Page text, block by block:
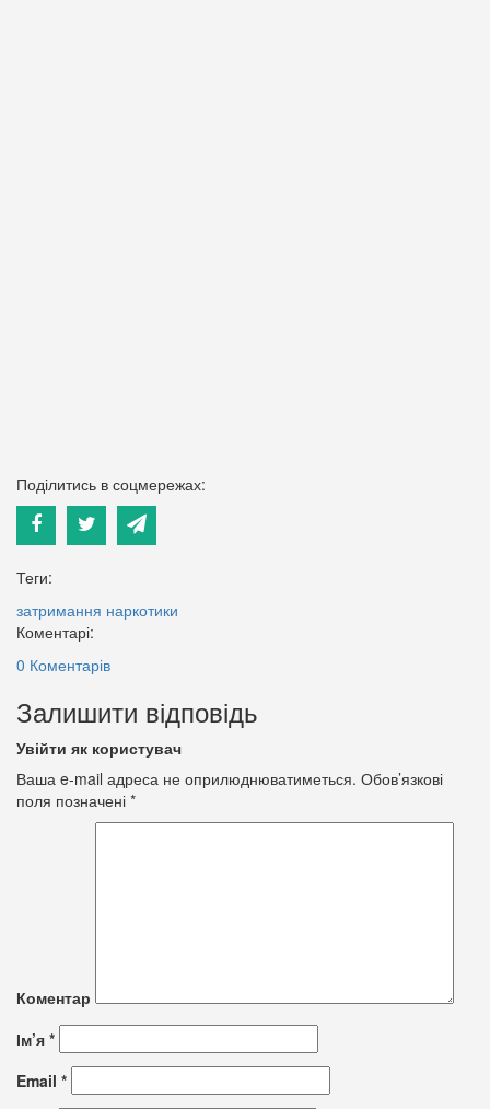
Поділитись в соцмережах:
Теги:
затримання наркотики
Коментарі:
0 Коментарів
Залишити відповідь
Увійти як користувач
Ваша e-mail адреса не оприлюднюватиметься. Обов’язкові
поля позначені *
Коментар
Ім’я *
Email *